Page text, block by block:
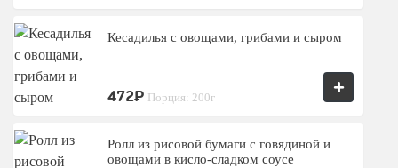
Кесадилья с овощами, грибами и сыром
472₽ Порция: 200г +
Ролл из рисовой бумаги с говядиной и
овощами в кисло-сладком соусе